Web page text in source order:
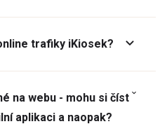
trafiky iKiosek?
na webu - mohu si číst
aplikaci a naopak?